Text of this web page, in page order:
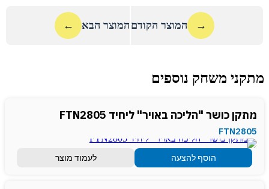
→ המוצר הקודם המוצר הבא ←
מתקני משחק נוספים
מתקן כושר "הליכה באויר" ליחיד FTN2805
FTN2805
הוסף להצעה לעמוד מוצר